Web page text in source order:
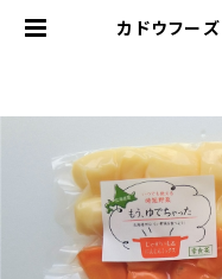
カドウフー